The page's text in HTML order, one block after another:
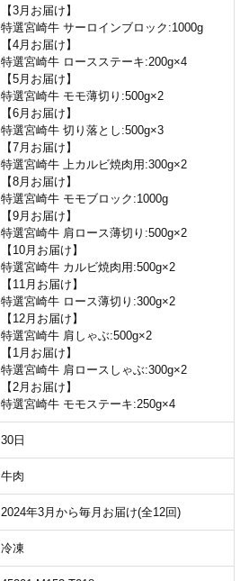
【3月お届け】
特選宮崎牛 サーロインブロック:1000g
【4月お届け】
特選宮崎牛 ロースステーキ:200g×4
【5月お届け】
特選宮崎牛 モモ薄切り:500g×2
【6月お届け】
特選宮崎牛 切り落とし:500g×3
【7月お届け】
特選宮崎牛 上カルビ焼肉用:300g×2
【8月お届け】
特選宮崎牛 モモブロック:1000g
【9月お届け】
特選宮崎牛 肩ロース薄切り:500g×2
【10月お届け】
特選宮崎牛 カルビ焼肉用:500g×2
【11月お届け】
特選宮崎牛 ロース薄切り:300g×2
【12月お届け】
特選宮崎牛 肩しゃぶ:500g×2
【1月お届け】
特選宮崎牛 肩ロースしゃぶ:300g×2
【2月お届け】
特選宮崎牛 モモステーキ:250g×4
30日
牛肉
2024年3月から毎月お届け(全12回)
冷凍